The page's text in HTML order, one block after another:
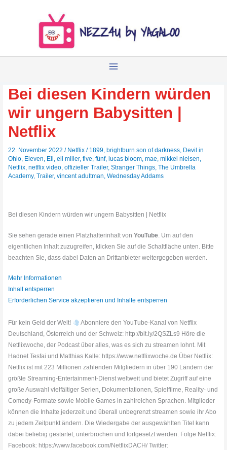
Bei diesen Kindern würden
wir ungern Babysitten |
Netflix
22. November 2022/ Netflix / 1899,brightburn son of darkness, Devil in
Ohio, Eleven, Eli,eli miller,five,fünf,lucas bloom,mae,mikkel nielsen,
Netflix,netflix video,offizieller Trailer,Stranger Things,The Umbrella
Academy,Trailer,vincent adultman,Wednesday Addams
Bei diesen Kindern würden wir ungern Babysitten | Netflix
Sie sehen gerade einen Platzhalterinhalt vonYouTube . Um auf den
eigentlichen Inhalt zuzugreifen, klicken Sie auf die Schaltfläche unten. Bitte
beachten Sie, dass dabei Daten an Drittanbieter weitergegeben werden.
Mehr Informationen
Inhalt entsperren
Erforderlichen Service akzeptieren und Inhalte entsperren
Für kein Geld der Welt!
Abonniere den YouTube-Kanal von Netflix
Deutschland, Österreich und der Schweiz: http://bit.ly/2QSZLs9 Höre die
Netflixwoche, der Podcast über alles, was es sich zu streamen lohnt. Mit
Hadnet Tesfai und Matthias Kalle: https://www.netflixwoche.de Über Netflix:
Netflix ist mit 223 Millionen zahlenden Mitgliedern in über 190 Ländern der
größte Streaming-Entertainment-Dienst weltweit und bietet Zugriff auf eine
große Auswahl vielfältiger Serien, Dokumentationen, Spielfilme, Reality- und
Comedy-Formate sowie Mobile Games in zahlreichen Sprachen. Mitglieder
können die Inhalte jederzeit und überall unbegrenzt streamen sowie ihr Abo
zu jedem Zeitpunkt ändern. Die Wiedergabe der ausgewählten Titel kann
dabei beliebig gestartet, unterbrochen und fortgesetzt werden. Folge Netflix:
Facebook: https://www.facebook.com/NetflixDACH/ Twitter: